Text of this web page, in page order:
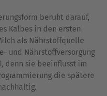
beruht darauf,
Kalbes in den ersten
als Nährstoffquelle
und Nährstoffversorgung
denn sie beeinflusst im
die spätere